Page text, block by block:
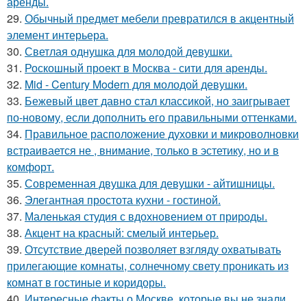
29. Обычный предмет мебели превратился в акцентный
элемент интерьера.
30. Светлая однушка для молодой девушки.
31. Роскошный проект в Москва - сити для аренды.
32. Mid - Century Modern для молодой девушки.
33. Бежевый цвет давно стал классикой, но заигрывает
по-новому, если дополнить его правильными оттенками.
34. Правильное расположение духовки и микроволновки
встраивается не , внимание, только в эстетику, но и в
комфорт.
35. Современная двушка для девушки - айтишницы.
36. Элегантная простота кухни - гостиной.
37. Маленькая студия с вдохновением от природы.
38. Акцент на красный: смелый интерьер.
39. Отсутствие дверей позволяет взгляду охватывать
прилегающие комнаты, солнечному свету проникать из
комнат в гостиные и коридоры.